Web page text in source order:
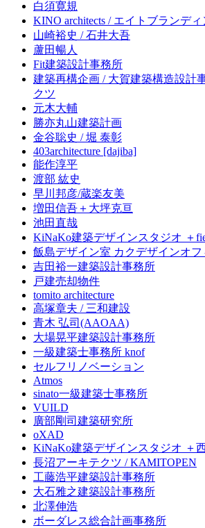
白須寛規
KINO architects / エイトブランデ
山崎裕史 / 石井大吾
蘆田暢人
Fit建築設計事務所
建築再構企画 / 大賀建築構造設計
クツ
元木大輔
勝亦丸山建築計画
金谷聡史 / 堀 泰彰
403architecture [dajiba]
能作淳平
渡部 紘史
早川邦彦/蔵楽友美
増田信吾＋大坪克亘
池田直哉
KiNaKo建築デザインスタジオ ＋
飯島デザイン室 カクデザインオフ
吉田裕一建築設計事務所
戸建売却物件
tomito architecture
高塚章夫 / 三和建設
青木 弘司(AAOAA)
大場晃平建築設計事務所
一級建築士事務所 knof
セルフリノベーション
Atmos
sinato一級建築士事務所
VUILD
廣部剛司建築研究所
oXAD
KiNaKo建築デザインスタジオ ＋
長沼アーキテクツ / KAMITOPEN
工藤浩平建築設計事務所
大石雅之建築設計事務所
北澤伸浩
ボーダレス総合計画事務所